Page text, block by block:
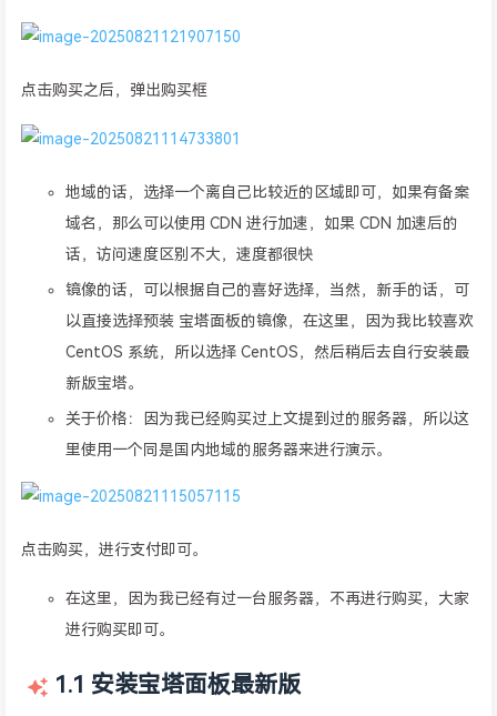
点击购买之后，弹出购买框
地域的话，选择一个离自己比较近的区域即可，如果有备案
域名，那么可以使用 CDN 进行加速，如果 CDN 加速后的
话，访问速度区别不大，速度都很快
镜像的话，可以根据自己的喜好选择，当然，新手的话，可
以直接选择预装 宝塔面板的镜像，在这里，因为我比较喜欢
CentOS 系统，所以选择 CentOS，然后稍后去自行安装最
新版宝塔。
关于价格：因为我已经购买过上文提到过的服务器，所以这
里使用一个同是国内地域的服务器来进行演示。
点击购买，进行支付即可。
在这里，因为我已经有过一台服务器，不再进行购买，大家
进行购买即可。
1.1 安装宝塔面板最新版